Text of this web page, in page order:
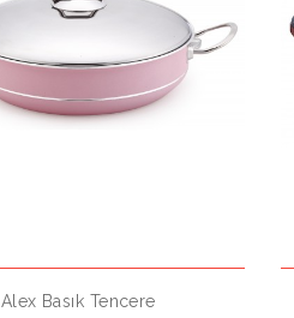
Alex Basık Tencere